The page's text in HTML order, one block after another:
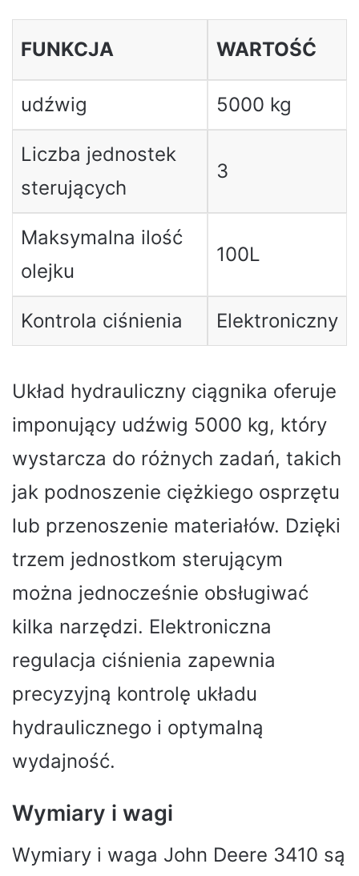
FUNKCJA WARTOŚĆ
udźwig 5000 kg
Liczba jednostek
sterujących
3
Maksymalna ilość
olejku
100L
Kontrola ciśnienia Elektroniczny
Układ hydrauliczny ciągnika oferuje
imponujący udźwig 5000 kg, który
wystarcza do różnych zadań, takich
jak podnoszenie ciężkiego osprzętu
lub przenoszenie materiałów. Dzięki
trzem jednostkom sterującym
można jednocześnie obsługiwać
kilka narzędzi. Elektroniczna
regulacja ciśnienia zapewnia
precyzyjną kontrolę układu
hydraulicznego i optymalną
wydajność.
Wymiary i wagi
Wymiary i waga John Deere 3410 są